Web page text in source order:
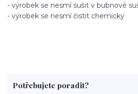
- výrobek se nesmí sušit v bubnové
- výrobek se nesmí čistit chemicky
Potřebujete poradit?